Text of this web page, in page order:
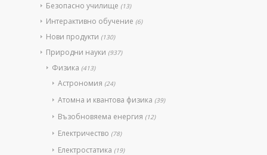
Безопасно училище (13)
Интерактивно обучение (6)
Нови продукти (130)
Природни науки (937)
Физика (413)
Астрономия (24)
Атомна и квантова физика (39)
Възобновяема енергия (12)
Електричество (78)
Електростатика (19)